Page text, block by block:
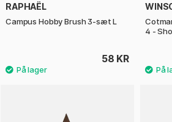
RAPHAËL
Campus Hobby Brush 3-sæt L
58 KR
4 -